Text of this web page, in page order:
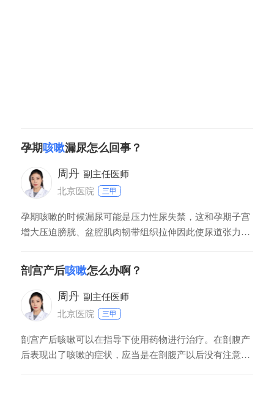
孕期 咳嗽漏尿怎么回事？
周丹 副主任医师
北京医院
三甲
孕期咳嗽的时候漏尿可能是压力性尿失禁，这和孕期子宫
增大压迫膀胱、盆腔肌肉韧带组织拉伸因此使尿道张力降
的现象，不需要治疗。
剖宫产后咳嗽怎么办啊？
周丹 副主任医师
北京医院
三甲
剖宫产后咳嗽可以在指导下使用药物进行治疗。在剖腹产
后表现出了咳嗽的症状，应当是在剖腹产以后没有注意进